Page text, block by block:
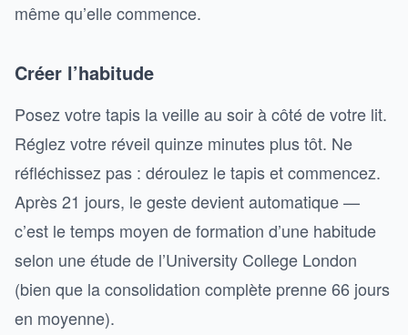
même qu’elle commence.
Créer l’habitude
Posez votre tapis la veille au soir à côté de votre lit.
Réglez votre réveil quinze minutes plus tôt. Ne
réfléchissez pas : déroulez le tapis et commencez.
Après 21 jours, le geste devient automatique —
c’est le temps moyen de formation d’une habitude
selon une étude de l’University College London
(bien que la consolidation complète prenne 66 jours
en moyenne).